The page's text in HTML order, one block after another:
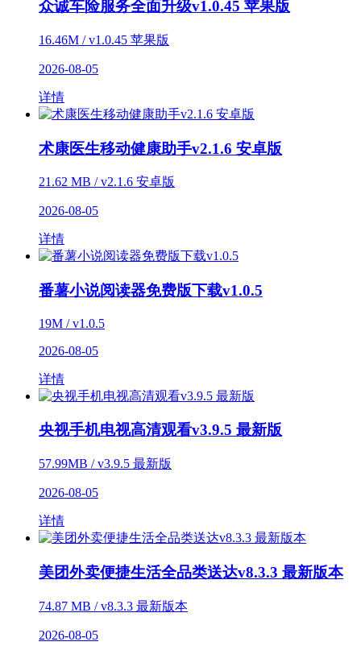
众诚车险服务全面升级v1.0.45 苹果版
16.46M / v1.0.45 苹果版
2026-08-05
详情
术康医生移动健康助手v2.1.6 安卓版
21.62 MB / v2.1.6 安卓版
2026-08-05
详情
番薯小说阅读器免费版下载v1.0.5
19M / v1.0.5
2026-08-05
详情
央视手机电视高清观看v3.9.5 最新版
57.99MB / v3.9.5 最新版
2026-08-05
详情
美团外卖便捷生活全品类送达v8.3.3 最新版本
74.87 MB / v8.3.3 最新版本
2026-08-05